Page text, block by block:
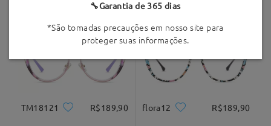
TM18121 R$189,90 flora12 R$189,90
🔧Garantia de 365 dias
*São tomadas precauções em nosso site para
proteger suas informações.